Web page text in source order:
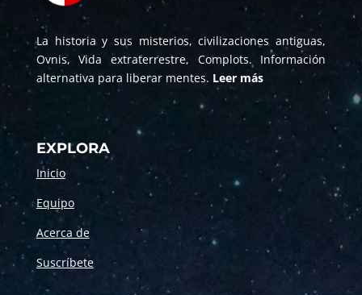
La historia y sus misterios, civilizaciones antiguas,
Ovnis, Vida extraterrestre, Complots. Información
alternativa para liberar mentes. Leer más
EXPLORA
Inicio
Equipo
Acerca de
Suscríbete